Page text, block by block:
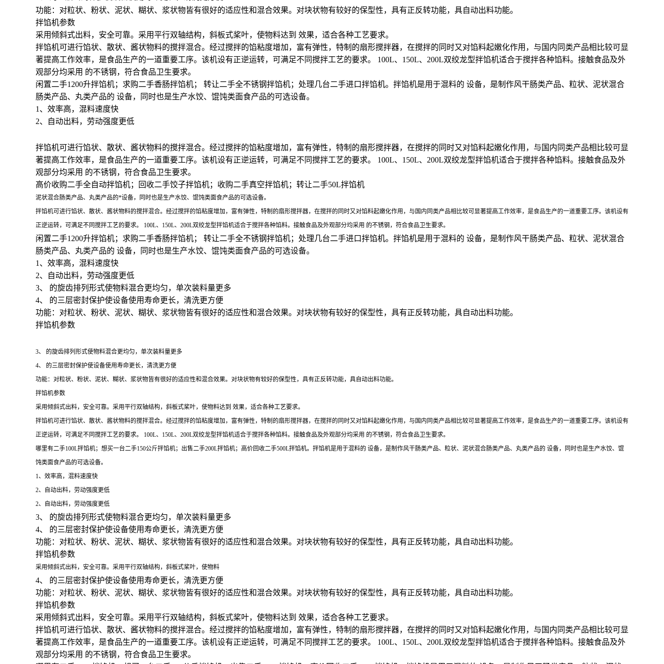
功能：对粒状、粉状、泥状、糊状、浆状物皆有很好的适应性和混合效果。对块状物有较好的保型性，具有正反转功能，具自动出料功能。
拌馅机参数
采用倾斜式出料，安全可靠。采用平行双轴结构，斜板式桨叶，使物料达到 效果，适合各种工艺要求。
拌馅机可进行馅状、散状、酱状物料的搅拌混合。经过搅拌的馅粘度增加，富有弹性，特制的扇形搅拌器，在搅拌的同时又对馅料起嫩化作用，与国内同类产品相比较可显
著提高工作效率，是食品生产的一道重要工序。该机设有正逆运转，可满足不同搅拌工艺的要求。 100L、150L、200L双绞龙型拌馅机适合于搅拌各种馅料。接触食品及外
观部分均采用 的不锈钢，符合食品卫生要求。
闲置二手1200升拌馅机；求购二手香肠拌馅机； 转让二手全不锈钢拌馅机；处理几台二手进口拌馅机。拌馅机是用于混料的 设备，是制作风干肠类产品、粒状、泥状混合
肠类产品、丸类产品的 设备，同时也是生产水饺、馄饨类面食产品的可选设备。
1、效率高，混料速度快
2、自动出料，劳动强度更低
拌馅机可进行馅状、散状、酱状物料的搅拌混合。经过搅拌的馅粘度增加，富有弹性，特制的扇形搅拌器，在搅拌的同时又对馅料起嫩化作用，与国内同类产品相比较可显
著提高工作效率，是食品生产的一道重要工序。该机设有正逆运转，可满足不同搅拌工艺的要求。 100L、150L、200L双绞龙型拌馅机适合于搅拌各种馅料。接触食品及外
观部分均采用 的不锈钢，符合食品卫生要求。
高价收购二手全自动拌馅机；回收二手饺子拌馅机；收购二手真空拌馅机；转让二手50L拌馅机
泥状混合肠类产品、丸类产品的*设备，同时也是生产水饺、馄饨类面食产品的可选设备。
拌馅机可进行馅状、散状、酱状物料的搅拌混合。经过搅拌的馅粘度增加，富有弹性，特制的扇形搅拌器，在搅拌的同时又对馅料起嫩化作用，与国内同类产品相比较可显著提高工作效率，是食品生产的一道重要工序。该机设有
正逆运转，可满足不同搅拌工艺的要求。 100L、150L、200L双绞龙型拌馅机适合于搅拌各种馅料。接触食品及外观部分均采用 的不锈钢，符合食品卫生要求。
闲置二手1200升拌馅机；求购二手香肠拌馅机； 转让二手全不锈钢拌馅机；处理几台二手进口拌馅机。拌馅机是用于混料的 设备，是制作风干肠类产品、粒状、泥状混合
肠类产品、丸类产品的 设备，同时也是生产水饺、馄饨类面食产品的可选设备。
1、效率高，混料速度快
2、自动出料，劳动强度更低
3、 的旋齿排列形式使物料混合更均匀，单次装料量更多
4、 的三层密封保护使设备使用寿命更长，清洗更方便
功能：对粒状、粉状、泥状、糊状、浆状物皆有很好的适应性和混合效果。对块状物有较好的保型性，具有正反转功能，具自动出料功能。
拌馅机参数
3、 的旋齿排列形式使物料混合更均匀，单次装料量更多
4、 的三层密封保护使设备使用寿命更长，清洗更方便
功能：对粒状、粉状、泥状、糊状、浆状物皆有很好的适应性和混合效果。对块状物有较好的保型性，具有正反转功能，具自动出料功能。
拌馅机参数
采用倾斜式出料，安全可靠。采用平行双轴结构，斜板式桨叶，使物料达到 效果，适合各种工艺要求。
拌馅机可进行馅状、散状、酱状物料的搅拌混合。经过搅拌的馅粘度增加，富有弹性，特制的扇形搅拌器，在搅拌的同时又对馅料起嫩化作用，与国内同类产品相比较可显著提高工作效率，是食品生产的一道重要工序。该机设有
正逆运转，可满足不同搅拌工艺的要求。 100L、150L、200L双绞龙型拌馅机适合于搅拌各种馅料。接触食品及外观部分均采用 的不锈钢，符合食品卫生要求。
哪里有二手100L拌馅机；想买一台二手150公斤拌馅机；出售二手200L拌馅机；高价回收二手500L拌馅机。拌馅机是用于混料的 设备，是制作风干肠类产品、粒状、泥状混合肠类产品、丸类产品的 设备，同时也是生产水饺、馄
饨类面食产品的可选设备。
1、效率高，混料速度快
2、自动出料，劳动强度更低
2、自动出料，劳动强度更低
3、 的旋齿排列形式使物料混合更均匀，单次装料量更多
4、 的三层密封保护使设备使用寿命更长，清洗更方便
功能：对粒状、粉状、泥状、糊状、浆状物皆有很好的适应性和混合效果。对块状物有较好的保型性，具有正反转功能，具自动出料功能。
拌馅机参数
采用倾斜式出料，安全可靠。采用平行双轴结构，斜板式桨叶，使物料
4、 的三层密封保护使设备使用寿命更长，清洗更方便
功能：对粒状、粉状、泥状、糊状、浆状物皆有很好的适应性和混合效果。对块状物有较好的保型性，具有正反转功能，具自动出料功能。
拌馅机参数
采用倾斜式出料，安全可靠。采用平行双轴结构，斜板式桨叶，使物料达到 效果，适合各种工艺要求。
拌馅机可进行馅状、散状、酱状物料的搅拌混合。经过搅拌的馅粘度增加，富有弹性，特制的扇形搅拌器，在搅拌的同时又对馅料起嫩化作用，与国内同类产品相比较可显
著提高工作效率，是食品生产的一道重要工序。该机设有正逆运转，可满足不同搅拌工艺的要求。 100L、150L、200L双绞龙型拌馅机适合于搅拌各种馅料。接触食品及外
观部分均采用 的不锈钢，符合食品卫生要求。